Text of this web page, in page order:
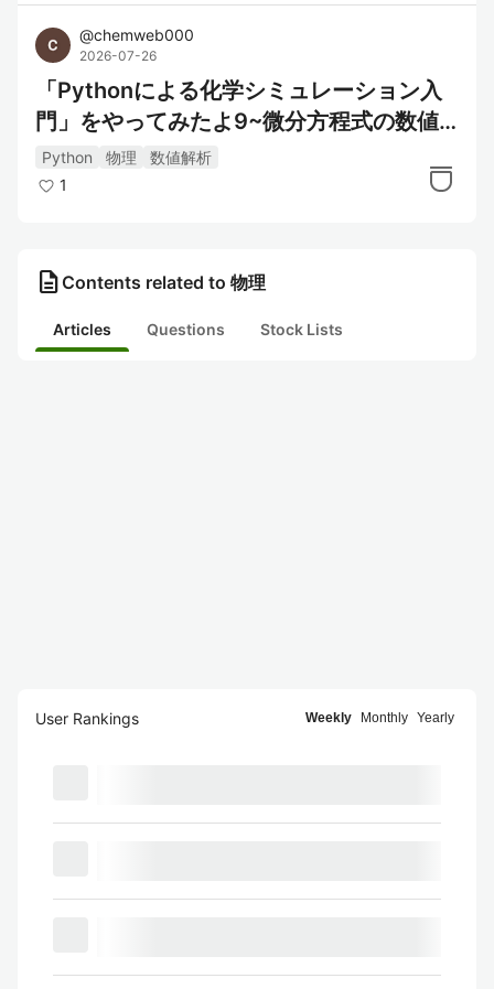
@chemweb000
2026-07-26
「Pythonによる化学シミュレーション入
門」をやってみたよ9~微分方程式の数値
解法・単振動を例に~
Python 物理
数値解析
1
description Contents related to 物理
Articles Questions Stock Lists
User Rankings Weekly Monthly Yearly